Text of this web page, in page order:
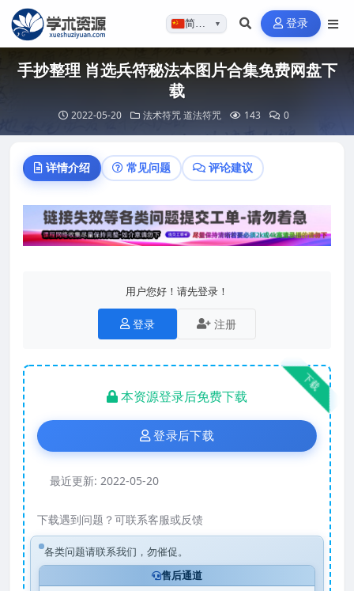
简体…▼ 登录
手抄整理 肖选兵符秘法本图片合集免费网盘下
载
2022-05-20 法术符咒道法符咒 143 0
详情介绍 常见问题 评论建议
用户您好！请先登录！
登录 注册
下载
本资源登录后免费下载
登录后下载
最近更新: 2022-05-20
下载遇到问题？可联系客服或反馈
各类问题请联系我们，勿催促。
售后通道